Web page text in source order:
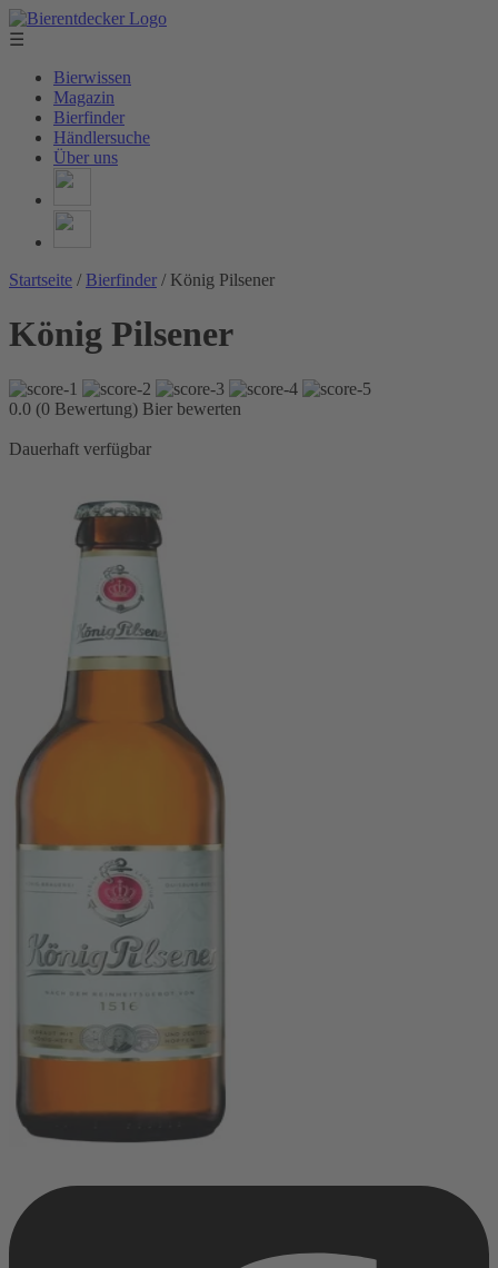
☰
Bierwissen
Magazin
Bierfinder
Händlersuche
Über uns
Startseite / Bierfinder / König Pilsener
König Pilsener
0.0 (0 Bewertung) Bier bewerten
Dauerhaft verfügbar